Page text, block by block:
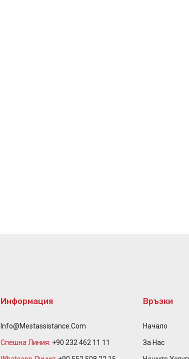
Информация
Info@mestassistance.com
Спешна Линия: +90 232 462 11 11
Връзки
Начало
За Нас